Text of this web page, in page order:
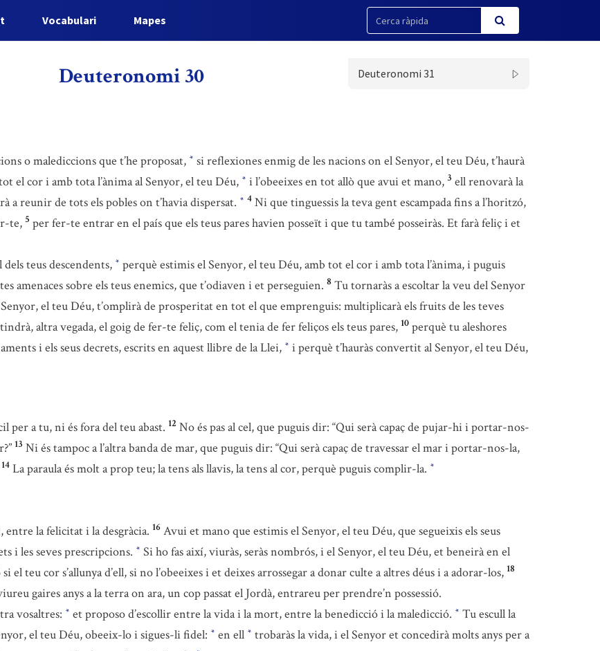
Vocabulari Mapes
Deuteronomi 30 Deuteronomi 31
o malediccions que t’he proposat, * si reflexiones enmig de les nacions on el Senyor, el teu Déu, t’haurà
el cor i amb tota l’ànima al Senyor, el teu Déu, * i l’obeeixes en tot allò que avui et mano, 3 ell renovarà la
reunir de tots els pobles on t’havia dispersat. * 4 Ni que tinguessis la teva gent escampada fins a l’horitzó,
te, 5 per fer-te entrar en el país que els teus pares havien posseït i que tu també posseiràs. Et farà feliç i et
teus descendents, * perquè estimis el Senyor, el teu Déu, amb tot el cor i amb tota l’ànima, i puguis
amenaces sobre els teus enemics, que t’odiaven i et perseguien. 8 Tu tornaràs a escoltar la veu del Senyor
el teu Déu, t’omplirà de prosperitat en tot el que emprenguis: multiplicarà els fruits de les teves
altra vegada, el goig de fer-te feliç, com el tenia de fer feliços els teus pares, 10 perquè tu aleshores
i els seus decrets, escrits en aquest llibre de la Llei, * i perquè t’hauràs convertit al Senyor, el teu Déu,
per a tu, ni és fora del teu abast. 12 No és pas al cel, que puguis dir: “Qui serà capaç de pujar-hi i portar-nos-
13 Ni és tampoc a l’altra banda de mar, que puguis dir: “Qui serà capaç de travessar el mar i portar-nos-la,
14 La paraula és molt a prop teu; la tens als llavis, la tens al cor, perquè puguis complir-la. *
la felicitat i la desgràcia. 16 Avui et mano que estimis el Senyor, el teu Déu, que segueixis els seus
i les seves prescripcions. * Si ho fas així, viuràs, seràs nombrós, i el Senyor, el teu Déu, et beneirà en el
el teu cor s’allunya d’ell, si no l’obeeixes i et deixes arrossegar a donar culte a altres déus i a adorar-los, 18
gaires anys a la terra on ara, un cop passat el Jordà, entrareu per prendre’n possessió.
vosaltres: * et proposo d’escollir entre la vida i la mort, entre la benedicció i la maledicció. * Tu escull la
el teu Déu, obeeix-lo i sigues-li fidel: * en ell * trobaràs la vida, i el Senyor et concedirà molts anys per a